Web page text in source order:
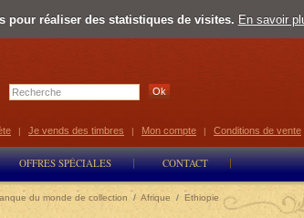
pour réaliser des statistiques de visites. En savoir
Select Language ▼
OFFRES SPÉCIALES CONTACT
| Je vends des timbres | Mon compte | Conditions de vente
du monde de collection / Afrique / Ethiopie